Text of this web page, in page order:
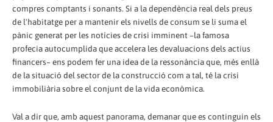
compres comptants i sonants. Si a la dependència real dels preus
de l'habitatge per a mantenir els nivells de consum se li suma el
pànic generat per les notícies de crisi imminent –la famosa
profecia autocumplida que accelera les devaluacions dels actius
financers– ens podem fer una idea de la ressonància que, més enllà
de la situació del sector de la construcció com a tal, té la crisi
immobiliària sobre el conjunt de la vida econòmica.
Val a dir que, amb aquest panorama, demanar que es continguin els